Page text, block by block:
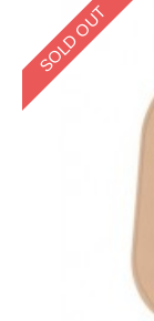
SOLD OUT